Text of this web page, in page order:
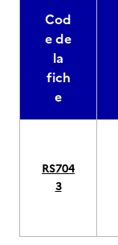
Cod
e de
la
fich
e
RS704
3